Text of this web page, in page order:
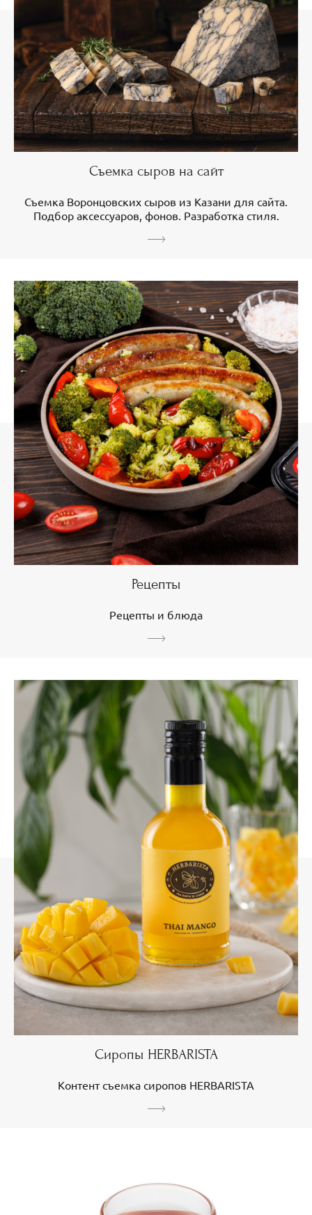
Съемка сыров на сайт
Съемка Воронцовских сыров из Казани для сайта.
Подбор аксессуаров, фонов. Разработка стиля.
Рецепты
Рецепты и блюда
Сиропы HERBARISTA
Контент съемка сиропов HERBARISTA